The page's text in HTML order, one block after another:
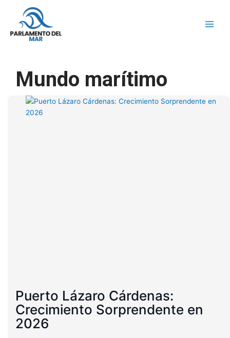
contenido
Mundo marítimo
Puerto Lázaro Cárdenas:
Crecimiento Sorprendente en
2026